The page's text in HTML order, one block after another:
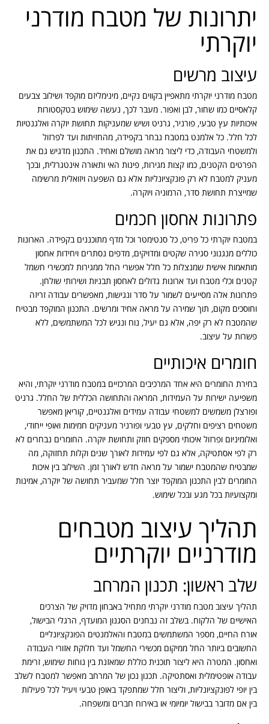
יתרונות של מטבח מודרני
יוקרתי
עיצוב מרשים
מטבח מודרני יוקרתי מתאפיין בקווים נקיים, מינימליזם מוקפד ושילוב צבעים
קלאסיים כמו שחור, לבן ואפור. מעבר לכך, נעשה שימוש בטקסטורות
איכותיות עץ טבעי, פורניר, גרניט ושיש שמעניקות תחושת יוקרה ואלגנטיות
לכל חלל. כל אלמנט במטבח נבחר בקפידה, מהחזיתות ועד לפרזול
ולמשטחי העבודה, כדי ליצור מראה מושלם ואחיד. התכנון מדגיש גם את
הפרטים הקטנים, כמו קצות מגירות, פינות האי ותאורה אינטגרלית, ובכך
מעניק למטבח לא רק פונקציונליות אלא גם השפעה ויזואלית מרשימה
שמייצרת תחושת סדר, הרמוניה ויוקרה.
פתרונות אחסון חכמים
במטבח יוקרתי כל פריט, כל סנטימטר וכל מדף מתוכננים בקפידה. הארונות
כוללים מנגנוני סגירה שקטים ומדויקים, מדפים נסתרים ויחידות אחסון
מותאמות אישית שמנצלות כל חלל אפשרי החל ממגירות למכשירי חשמל
קטנים וכלי מטבח ועד ארונות גדולים לאחסון תבניות ושירותי שולחן.
פתרונות אלה מסייעים לשמור על סדר ונגישות, מאפשרים עבודה זריזה
וחוסכים מקום, תוך שמירה על מראה אחיד ומרשים. התכנון המוקפד מבטיח
שהמטבח לא רק יפה, אלא גם יעיל, נוח ונגיש לכל המשתמשים, ללא
פשרות על עיצוב.
חומרים איכותיים
בחירת החומרים היא אחד המרכיבים המרכזיים במטבח מודרני יוקרתי, והיא
משפיעה ישירות על העמידות, המראה והתחושה הכללית של החלל. גרניט
ופורצלן משמשים למשטחי עבודה עמידים ואלגנטיים, קוריאן מאפשר
משטחים רציפים וחלקים, עץ טבעי ופורניר מעניקים חמימות ואופי ייחודי,
ואלומיניום ופרזול איכותי מספקים חוזק ותחושת יוקרה. החומרים נבחרים לא
רק לפי אסתטיקה, אלא גם לפי עמידות לאורך שנים וקלות תחזוקה, מה
שמבטיח שהמטבח ישמור על מראה חדש לאורך זמן. השילוב בין איכות
החומרים לבין התכנון המוקפד יוצר חלל שמעביר תחושה של יוקרה, אמינות
ומקצועיות בכל מגע ובכל שימוש.
תהליך עיצוב מטבחים
מודרניים יוקרתיים
שלב ראשון: תכנון המרחב
תהליך עיצוב מטבח מודרני יוקרתי מתחיל באבחון מדויק של הצרכים
האישיים של הלקוח. בשלב זה נבחנים הסגנון המועדף, הרגלי הבישול,
אורח החיים, מספר המשתמשים במטבח והאלמנטים הפונקציונליים
החשובים ביותר החל ממיקום מכשירי החשמל ועד חלוקת אזורי העבודה
ואחסון. המטרה היא ליצור תוכנית כוללת שמאזנת בין נוחות שימוש, זרימת
עבודה אופטימלית ואסתטיקה. תכנון נכון של המרחב מאפשר למטבח לשלב
בין יופי לפונקציונליות, וליצור חלל שמתפקד באופן טבעי ויעיל לכל פעילות
בין אם מדובר בבישול יומיומי או באירוח חברים ומשפחה.